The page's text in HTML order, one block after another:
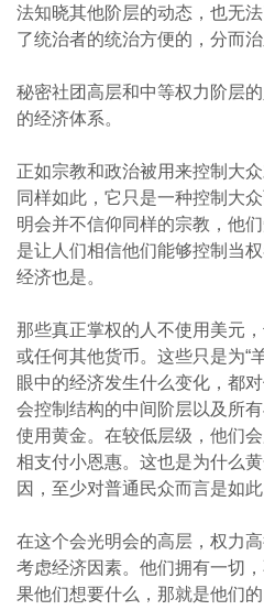
法知晓其他阶层的动态，也无
了统治者的统治方便的，分而治
秘密社团高层和中等权力阶层
的经济体系。
正如宗教和政治被用来控制大
同样如此，它只是一种控制大
明会并不信仰同样的宗教，他
是让人们相信他们能够控制当
经济也是。
那些真正掌权的人不使用美元
或任何其他货币。这些只是为“
眼中的经济发生什么变化，都
会控制结构的中间阶层以及所
使用黄金。在较低层级，他们
相支付小恩惠。这也是为什么
因，至少对普通民众而言是如此
在这个会光明会的高层，权力
考虑经济因素。他们拥有一切
果他们想要什么，那就是他们